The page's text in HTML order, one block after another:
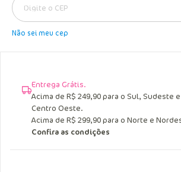
Confira disponibilidade em loja física
Entrega Grátis.
Acima de R$ 249,90 para o Sul, Sudeste e
Centro Oeste.